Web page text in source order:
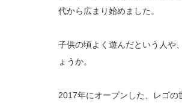
代から広まり始めました。
子供の頃よく遊んだという人や
ょうか。
2017年にオープンした、レゴ